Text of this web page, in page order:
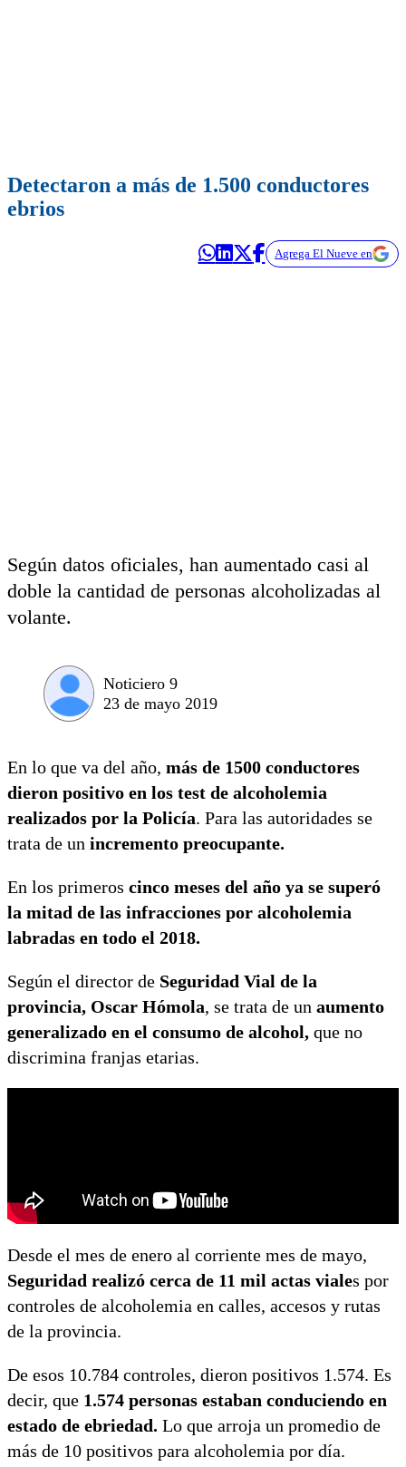
Detectaron a más de 1.500 conductores
ebrios
Agrega El Nueve en
Según datos oficiales, han aumentado casi al
doble la cantidad de personas alcoholizadas al
volante.
Noticiero 9
23 de mayo 2019
En lo que va del año, más de 1500 conductores
dieron positivo en los test de alcoholemia
realizados por la Policía. Para las autoridades se
trata de un incremento preocupante.
En los primeros cinco meses del año ya se superó
la mitad de las infracciones por alcoholemia
labradas en todo el 2018.
Según el director de Seguridad Vial de la
provincia, Oscar Hómola, se trata de un aumento
generalizado en el consumo de alcohol, que no
discrimina franjas etarias.
Desde el mes de enero al corriente mes de mayo,
Seguridad realizó cerca de 11 mil actas viales por
controles de alcoholemia en calles, accesos y rutas
de la provincia.
De esos 10.784 controles, dieron positivos 1.574. Es
decir, que 1.574 personas estaban conduciendo en
estado de ebriedad. Lo que arroja un promedio de
más de 10 positivos para alcoholemia por día.